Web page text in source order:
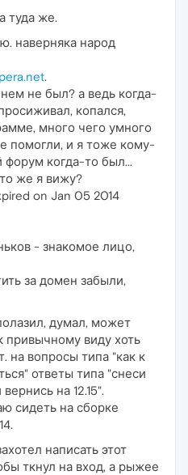
туда же.
наверняка народ
.
не был? а ведь когда-
копался,
много чего умного
помогли, и я тоже кому-
форум когда-то был...
же я вижу?
on Jan 05 2014
- знакомое лицо,
за домен забыли,
думал, может
привычному виду хоть
на вопросы типа "как к
ответы типа "снеси
на 12.15".
сидеть на сборке
написать этот
ткнул на вход, а рыжее